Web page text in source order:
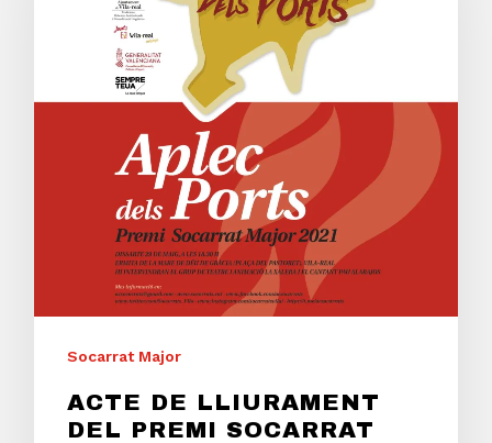
Socarrat Major
ACTE DE LLIURAMENT
DEL PREMI SOCARRAT